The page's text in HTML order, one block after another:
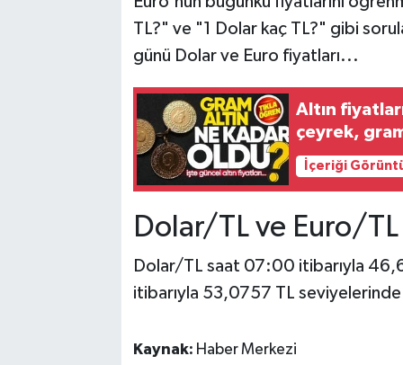
TL?" ve "1 Dolar kaç TL?" gibi
günü Dolar ve Euro fiyatları...
Altın
çeyrek,
İçeriği
Dolar/TL ve Euro/
Dolar/TL saat 07:00 itibarıyla
itibarıyla 53,0757 TL
Kaynak: Haber Merkezi